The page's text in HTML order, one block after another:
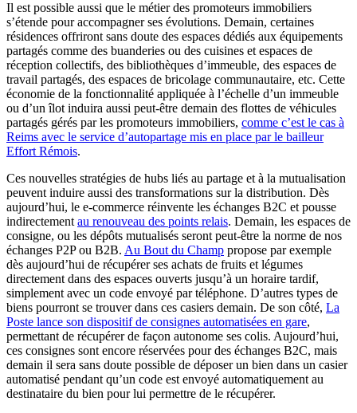
Il est possible aussi que le métier des promoteurs immobiliers
s’étende pour accompagner ses évolutions. Demain, certaines
résidences offriront sans doute des espaces dédiés aux équipements
partagés comme des buanderies ou des cuisines et espaces de
réception collectifs, des bibliothèques d’immeuble, des espaces de
travail partagés, des espaces de bricolage communautaire, etc. Cette
économie de la fonctionnalité appliquée à l’échelle d’un immeuble
ou d’un îlot induira aussi peut-être demain des flottes de véhicules
partagés gérés par les promoteurs immobiliers, comme c’est le cas à
Reims avec le service d’autopartage mis en place par le bailleur
Effort Rémois.
Ces nouvelles stratégies de hubs liés au partage et à la mutualisation
peuvent induire aussi des transformations sur la distribution. Dès
aujourd’hui, le e-commerce réinvente les échanges B2C et pousse
indirectement au renouveau des points relais. Demain, les espaces de
consigne, ou les dépôts mutualisés seront peut-être la norme de nos
échanges P2P ou B2B. Au Bout du Champ propose par exemple
dès aujourd’hui de récupérer ses achats de fruits et légumes
directement dans des espaces ouverts jusqu’à un horaire tardif,
simplement avec un code envoyé par téléphone. D’autres types de
biens pourront se trouver dans ces casiers demain. De son côté, La
Poste lance son dispositif de consignes automatisées en gare,
permettant de récupérer de façon autonome ses colis. Aujourd’hui,
ces consignes sont encore réservées pour des échanges B2C, mais
demain il sera sans doute possible de déposer un bien dans un casier
automatisé pendant qu’un code est envoyé automatiquement au
destinataire du bien pour lui permettre de le récupérer.